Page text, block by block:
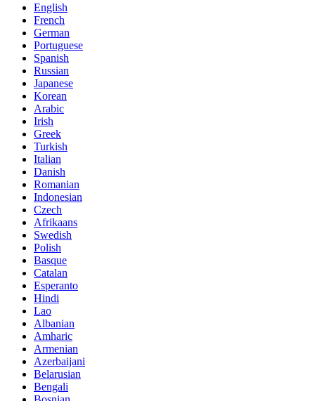
English
French
German
Portuguese
Spanish
Russian
Japanese
Korean
Arabic
Irish
Greek
Turkish
Italian
Danish
Romanian
Indonesian
Czech
Afrikaans
Swedish
Polish
Basque
Catalan
Esperanto
Hindi
Lao
Albanian
Amharic
Armenian
Azerbaijani
Belarusian
Bengali